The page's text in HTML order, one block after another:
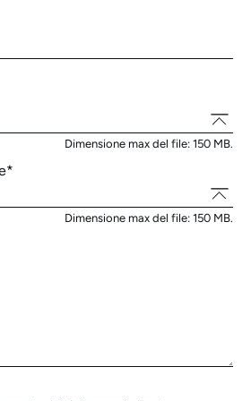
Dimensione max del file: 150 MB.
*
Dimensione max del file: 150 MB.